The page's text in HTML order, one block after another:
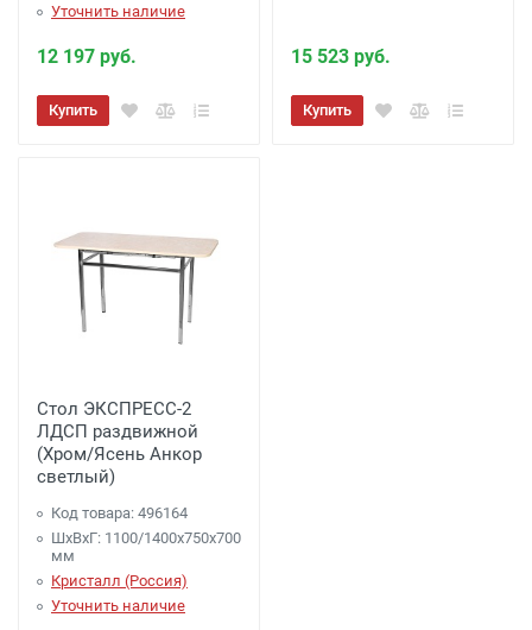
Уточнить наличие
12 197 руб.
Купить
15 523 руб.
Купить
Стол ЭКСПРЕСС-2
ЛДСП раздвижной
(Хром/Ясень Анкор
светлый)
Код товара: 496164
ШхВхГ: 1100/1400х750х700
мм
Кристалл (Россия)
Уточнить наличие